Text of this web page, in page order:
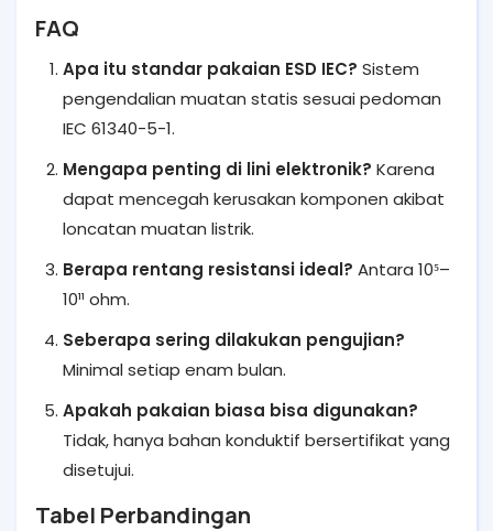
FAQ
Apa itu standar pakaian ESD IEC? Sistem
pengendalian muatan statis sesuai pedoman
IEC 61340-5-1.
Mengapa penting di lini elektronik? Karena
dapat mencegah kerusakan komponen akibat
loncatan muatan listrik.
Berapa rentang resistansi ideal? Antara 10⁵–
10¹¹ ohm.
Seberapa sering dilakukan pengujian?
Minimal setiap enam bulan.
Apakah pakaian biasa bisa digunakan?
Tidak, hanya bahan konduktif bersertifikat yang
disetujui.
Tabel Perbandingan